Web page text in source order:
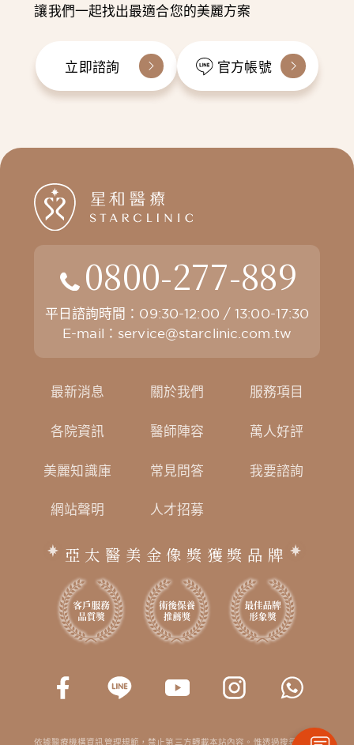
讓我們一起找出最適合您的美麗方案
立即諮詢 官方帳號
0800-277-889
平日諮詢時間：09:30-12:00 / 13:00-17:30
E-mail： service@starclinic.com.tw
最新消息 關於我們 服務項目
各院資訊 醫師陣容 萬人好評
美麗知識庫 常見問答 我要諮詢
網站聲明 人才招募
亞太醫美金像獎獲獎品牌
依據醫療機構資訊管理規範，禁止第三方轉載本站內容。惟透過搜尋